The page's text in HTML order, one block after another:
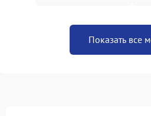
Показать все